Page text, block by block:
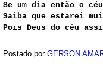
Se um dia então o
Saiba que estarei
Pois Deus do céu
Postado por GERSON